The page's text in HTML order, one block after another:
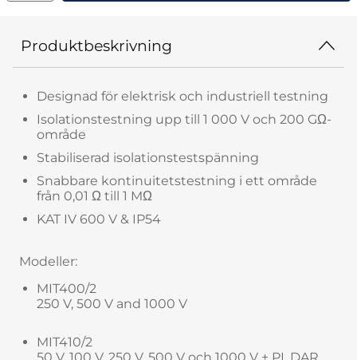
Produktbeskrivning
Designad för elektrisk och industriell testning
Isolationstestning upp till 1 000 V och 200 GΩ-
område
Stabiliserad isolationstestspänning
Snabbare kontinuitetstestning i ett område
från 0,01 Ω till 1 MΩ
KAT IV 600 V & IP54
Modeller:
MIT400/2
250 V, 500 V and 1000 V
MIT410/2